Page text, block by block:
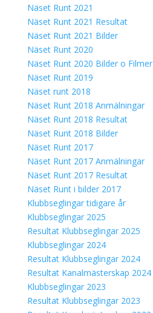
Näset Runt 2021
Näset Runt 2021 Resultat
Näset Runt 2021 Bilder
Näset Runt 2020
Näset Runt 2020 Bilder o Filmer
Näset Runt 2019
Näset runt 2018
Näset Runt 2018 Anmälningar
Näset Runt 2018 Resultat
Näset Runt 2018 Bilder
Näset Runt 2017
Näset Runt 2017 Anmälningar
Näset Runt 2017 Resultat
Näset Runt i bilder 2017
Klubbseglingar tidigare år
Klubbseglingar 2025
Resultat Klubbseglingar 2025
Klubbseglingar 2024
Resultat Klubbseglingar 2024
Resultat Kanalmästerskap 2024
Klubbseglingar 2023
Resultat Klubbseglingar 2023